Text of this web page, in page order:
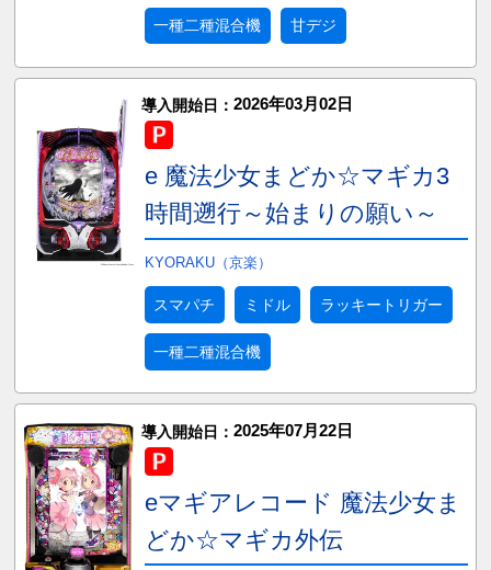
一種二種混合機 甘デジ
導入開始日： 2026年03月02日
e 魔法少女まどか☆マギカ3
時間遡行～始まりの願い～
KYORAKU（京楽）
スマパチ ミドル ラッキートリガー
一種二種混合機
導入開始日： 2025年07月22日
eマギアレコード 魔法少女ま
どか☆マギカ外伝